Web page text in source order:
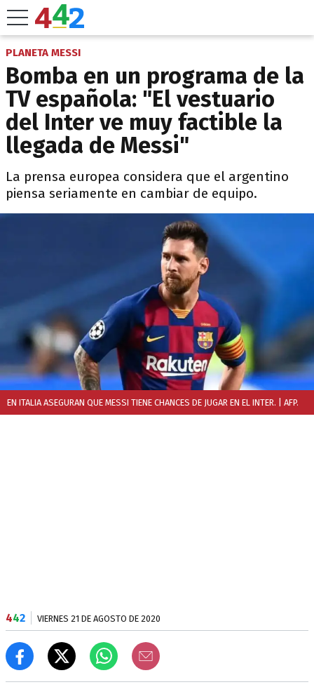
PLANETA MESSI
Bomba en un programa de la
TV española: "El vestuario
del Inter ve muy factible la
llegada de Messi"
La prensa europea considera que el argentino
piensa seriamente en cambiar de equipo.
EN ITALIA ASEGURAN QUE MESSI TIENE CHANCES DE JUGAR EN EL INTER. | AFP.
442 VIERNES 21 DE AGOSTO DE 2020